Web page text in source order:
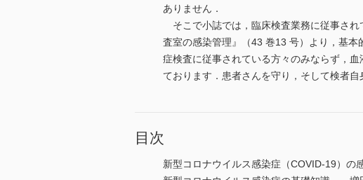
ありません．
そこで小誌では，臨床検査業務に従事され
査室の感染管理』（43 巻13 号）より，基
症検査に従事されている方々のみならず，
ております．患者さんを守り，そして検者
目次
新型コロナウイルス感染症（COVID-19